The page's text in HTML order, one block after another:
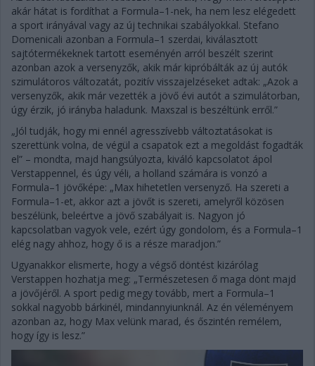
akár hátat is fordíthat a Formula–1-nek, ha nem lesz elégedett
a sport irányával vagy az új technikai szabályokkal. Stefano
Domenicali azonban a Formula–1 szerdai, kiválasztott
sajtótermékeknek tartott eseményén arról beszélt szerint
azonban azok a versenyzők, akik már kipróbálták az új autók
szimulátoros változatát, pozitív visszajelzéseket adtak: „Azok a
versenyzők, akik már vezették a jövő évi autót a szimulátorban,
úgy érzik, jó irányba haladunk. Maxszal is beszéltünk erről.”
„Jól tudják, hogy mi ennél agresszívebb változtatásokat is
szerettünk volna, de végül a csapatok ezt a megoldást fogadták
el” – mondta, majd hangsúlyozta, kiváló kapcsolatot ápol
Verstappennel, és úgy véli, a holland számára is vonzó a
Formula–1 jövőképe: „Max hihetetlen versenyző. Ha szereti a
Formula–1-et, akkor azt a jövőt is szereti, amelyről közösen
beszélünk, beleértve a jövő szabályait is. Nagyon jó
kapcsolatban vagyok vele, ezért úgy gondolom, és a Formula–1
elég nagy ahhoz, hogy ő is a része maradjon.”
Ugyanakkor elismerte, hogy a végső döntést kizárólag
Verstappen hozhatja meg: „Természetesen ő maga dönt majd
a jövőjéről. A sport pedig megy tovább, mert a Formula–1
sokkal nagyobb bárkinél, mindannyiunknál. Az én véleményem
azonban az, hogy Max velünk marad, és őszintén remélem,
hogy így is lesz.”